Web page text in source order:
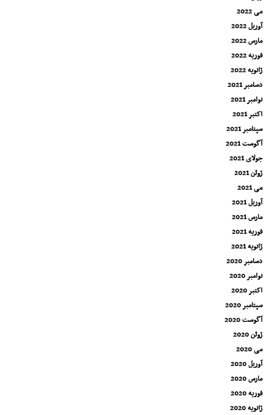
می 2022
آوریل 2022
مارس 2022
فوریه 2022
ژانویه 2022
دسامبر 2021
نوامبر 2021
اکتبر 2021
سپتامبر 2021
آگوست 2021
جولای 2021
ژوئن 2021
می 2021
آوریل 2021
مارس 2021
فوریه 2021
ژانویه 2021
دسامبر 2020
نوامبر 2020
اکتبر 2020
سپتامبر 2020
آگوست 2020
ژوئن 2020
می 2020
آوریل 2020
مارس 2020
فوریه 2020
ژانویه 2020